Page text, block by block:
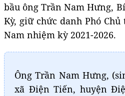
bầu ông Trần Nam Hưng,
Kỳ, giữ chức danh Phó
Nam nhiệm kỳ 2021-2026.
Ông Trần Nam Hưng,
xã Điện Tiến, huyện